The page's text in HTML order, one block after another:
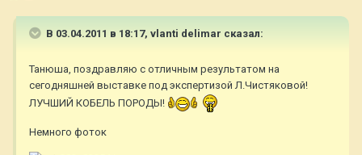
В 03.04.2011 в 18:17, vlanti delimar сказал:
Танюша, поздравляю с отличным результатом на
сегодняшней выставке под экспертизой Л.Чистяковой!
ЛУЧШИЙ КОБЕЛЬ ПОРОДЫ!
Немного фоток